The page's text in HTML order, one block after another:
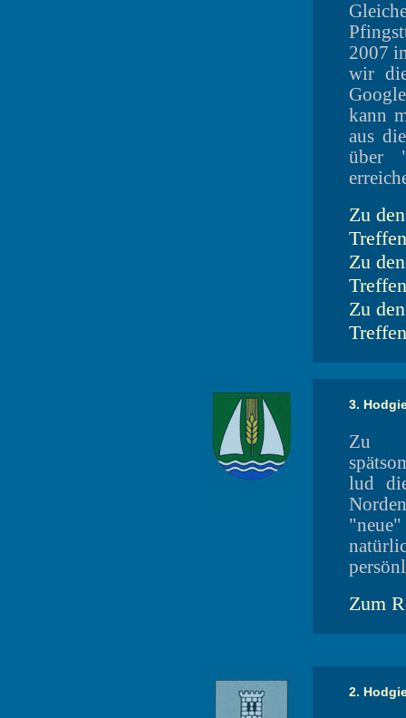
2007
wir
kann
aus
über
Zu
Treffen
Zu
Treffen
Zu
Treffen
3.
Zu
lud
"neue"
Zum
2.